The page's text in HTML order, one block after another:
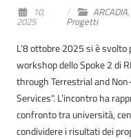
10,
2025
ARCADIA,
Progetti
L’8 ottobre 2025 si è
workshop dello Spoke 2 di
through Terrestrial and
Services“. L’incontro ha
confronto tra università,
condividere i risultati dei